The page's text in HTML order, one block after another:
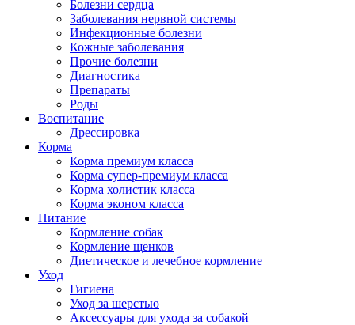
Болезни сердца
Заболевания нервной системы
Инфекционные болезни
Кожные заболевания
Прочие болезни
Диагностика
Препараты
Роды
Воспитание
Дрессировка
Корма
Корма премиум класса
Корма супер-премиум класса
Корма холистик класса
Корма эконом класса
Питание
Кормление собак
Кормление щенков
Диетическое и лечебное кормление
Уход
Гигиена
Уход за шерстью
Аксессуары для ухода за собакой